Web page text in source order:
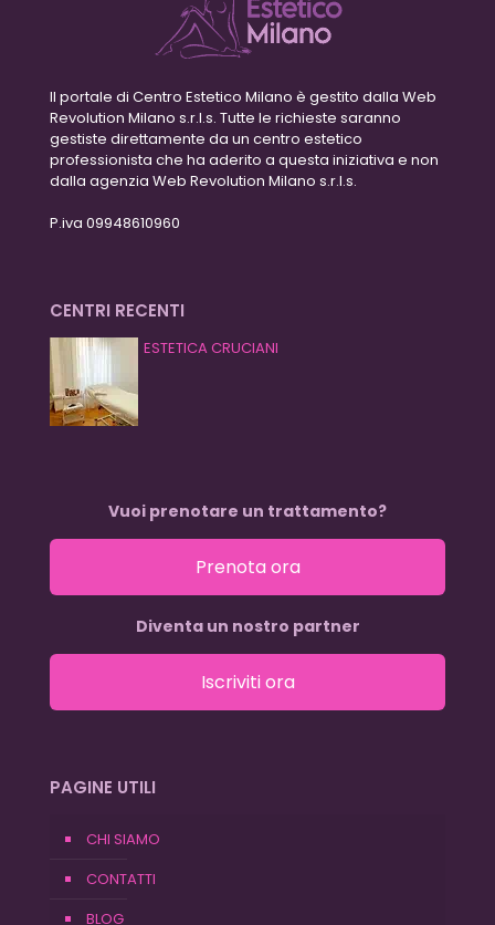
Il portale di Centro Estetico Milano è gestito dalla Web
Revolution Milano s.r.l.s. Tutte le richieste saranno
gestiste direttamente da un centro estetico
professionista che ha aderito a questa iniziativa e non
dalla agenzia Web Revolution Milano s.r.l.s.
P.iva 09948610960
CENTRI RECENTI
ESTETICA CRUCIANI
Vuoi prenotare un trattamento?
Prenota ora
Diventa un nostro partner
Iscriviti ora
PAGINE UTILI
CHI SIAMO
CONTATTI
BLOG